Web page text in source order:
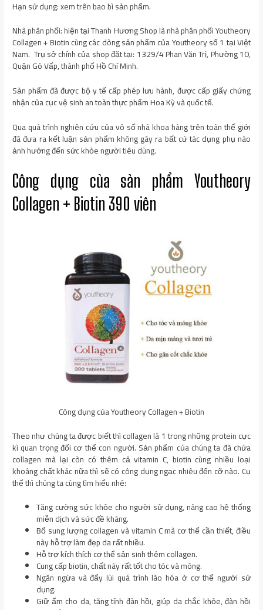
Hạn sử dụng: xem trên bao bì sản phẩm.
Nhà phân phối: hiện tại Thanh Hương Shop là nhà phân phối Youtheory
Collagen + Biotin cùng các dòng sản phẩm của Youtheory số 1 tại Việt
Nam. Trụ sở chính của shop đặt tại: 1329/4 Phan Văn Trị, Phường 10,
Quận Gò Vấp, thành phố Hồ Chí Minh.
Sản phẩm đã được bộ y tế cấp phép lưu hành, được cấp giấy chứng
nhận của cục vệ sinh an toàn thực phẩm Hoa Kỳ và quốc tế.
Qua quá trình nghiên cứu của vô số nhà khoa hàng trên toàn thế giới
đã đưa ra kết luận sản phẩm không gây ra bất cứ tác dụng phụ nào
ảnh hưởng đến sức khỏe người tiêu dùng.
Công dụng của sản phẩm Youtheory
Collagen + Biotin 390 viên
Công dụng của Youtheory Collagen + Biotin
Theo như chúng ta được biết thì collagen là 1 trong những protein cực
kì quan trọng đối cơ thể con người. Sản phẩm của chúng ta đã chứa
collagen mà lại còn có thêm cả vitamin C, biotin cùng nhiều loại
khoáng chất khác nữa thì sẽ có công dụng ngạc nhiêu đến cỡ nào. Cụ
thể thì chúng ta cùng tìm hiểu nhé:
Tăng cường sức khỏe cho người sử dụng, nâng cao hệ thống
miễn dịch và sức đề kháng.
Bổ sung lượng collagen và vitamin C mà cơ thể cần thiết, điều
này hỗ trợ làm đẹp da rất nhiều.
Hỗ trợ kích thích cơ thể sản sinh thêm collagen.
Cung cấp biotin, chất này rất tốt cho tóc và móng.
Ngăn ngừa và đẩy lùi quá trình lão hóa ở cơ thể người sử
dụng.
Giữ ẩm cho da, tăng tính đàn hồi, giúp da chắc khỏe, đàn hồi